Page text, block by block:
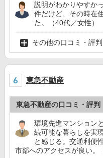
説明がわかりやすか
件だけど、その時在
た。（40代／女性）
その他の口コミ・評判
東急不動産
東急不動産の口コミ・評判
環境先進マンション
続可能な暮らしを実
と感じる。交通利便
市部へのアクセスが良い。